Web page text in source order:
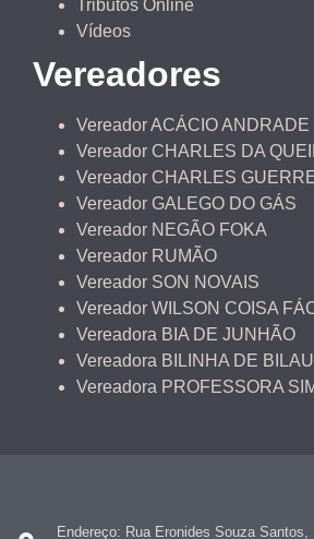
Tributos Online
Vídeos
Vereadores
Vereador ACÁCIO ANDRADE
Vereador CHARLES DA
Vereador CHARLES
Vereador GALEGO DO GÁS
Vereador NEGÃO FOKA
Vereador RUMÃO
Vereador SON NOVAIS
Vereador WILSON COISA
Vereadora BIA DE JUNHÃO
Vereadora BILINHA DE BILAU
Vereadora PROFESSORA
Endereço: Rua Eronides Souza Santos,